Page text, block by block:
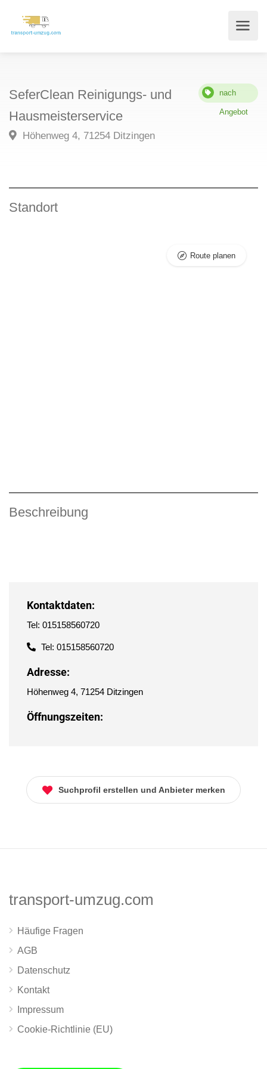
SeferClean Reinigungs- und
Hausmeisterservice
nach
Angebot
Höhenweg 4, 71254 Ditzingen
Standort
Route planen
Beschreibung
Kontaktdaten:
Tel: 015158560720
Tel: 015158560720
Adresse:
Höhenweg 4, 71254 Ditzingen
Öffnungszeiten:
Suchprofil erstellen und Anbieter merken
transport-umzug.com
Häufige Fragen
AGB
Datenschutz
Kontakt
Impressum
Cookie-Richtlinie (EU)